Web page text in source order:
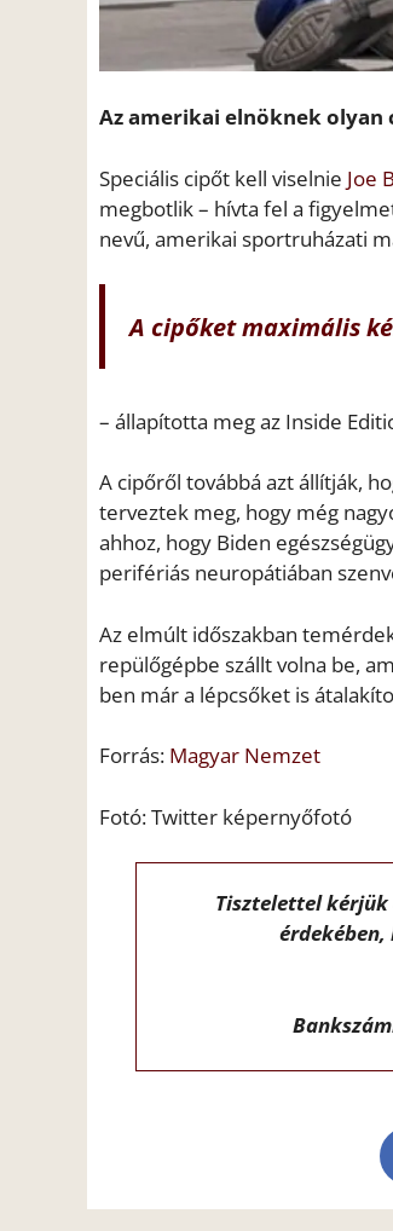
Az amerikai elnöknek
Speciális cipőt kell viselnie Joe
megbotlik – hívta fel a
nevű, amerikai sportruházati
A cipőket maximális
– állapította meg az Inside
A cipőről továbbá azt állítják,
terveztek meg, hogy még
ahhoz, hogy Biden
perifériás neuropátiában
Az elmúlt időszakban
repülőgépbe szállt volna be,
ben már a lépcsőket is
Forrás: Magyar Nemzet
Fotó: Twitter képernyőfotó
Tisztelettel kérjük
érdekében,